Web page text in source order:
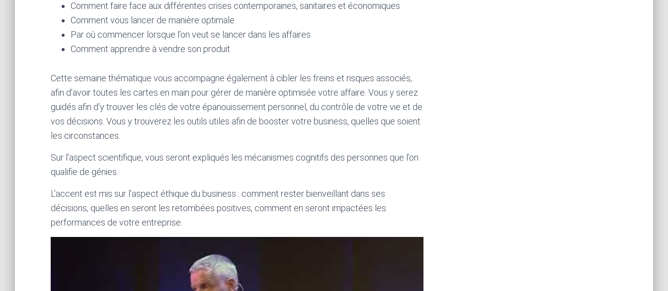
Comment faire face aux différentes crises contemporaines, sanitaires et économiques
Comment vous lancer de manière optimale
Par où commencer lorsque l’on veut se lancer dans les affaires
Comment apprendre à vendre son produit
Cette semaine thématique vous accompagne également à cibler les freins et risques associés,
afin d’avoir toutes les cartes en main pour gérer de manière optimisée votre affaire. Vous y serez
guidés afin d’y trouver les clés de votre épanouissement personnel, du contrôle de votre vie et de
vos décisions. Vous y trouverez les outils utiles afin de booster votre business, quelles que soient
les circonstances.
Sur l’aspect scientifique, vous seront expliqués les mécanismes cognitifs des personnes que l’on
qualifie de génies.
L’accent est mis sur l’aspect éthique du business : comment rester bienveillant dans ses
décisions, quelles en seront les retombées positives, comment en seront impactées les
performances de votre entreprise.